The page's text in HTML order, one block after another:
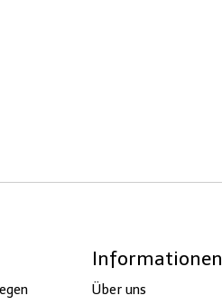
Informationen
Über uns